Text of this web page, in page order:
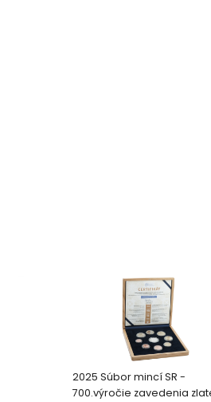
2025 Súbor mincí SR -
700.výročie zavedenia